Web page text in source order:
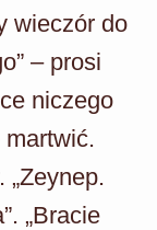
wieczór do
– prosi
niczego
„Zeynep.
„Bracie